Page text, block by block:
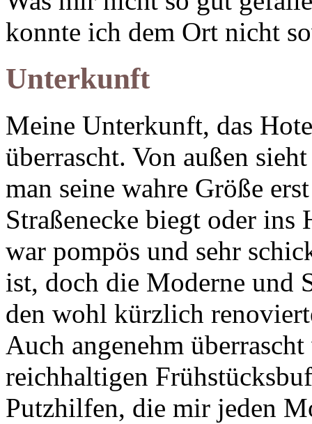
konnte ich dem Ort nicht
Unterkunft
Meine Unterkunft, das
überrascht. Von außen
man seine wahre Größe
Straßenecke biegt oder
war pompös und sehr
ist, doch die Moderne und
den wohl kürzlich
Auch angenehm
reichhaltigen
Putzhilfen, die mir jeden